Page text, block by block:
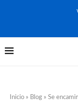
Inicio » Blog » Se